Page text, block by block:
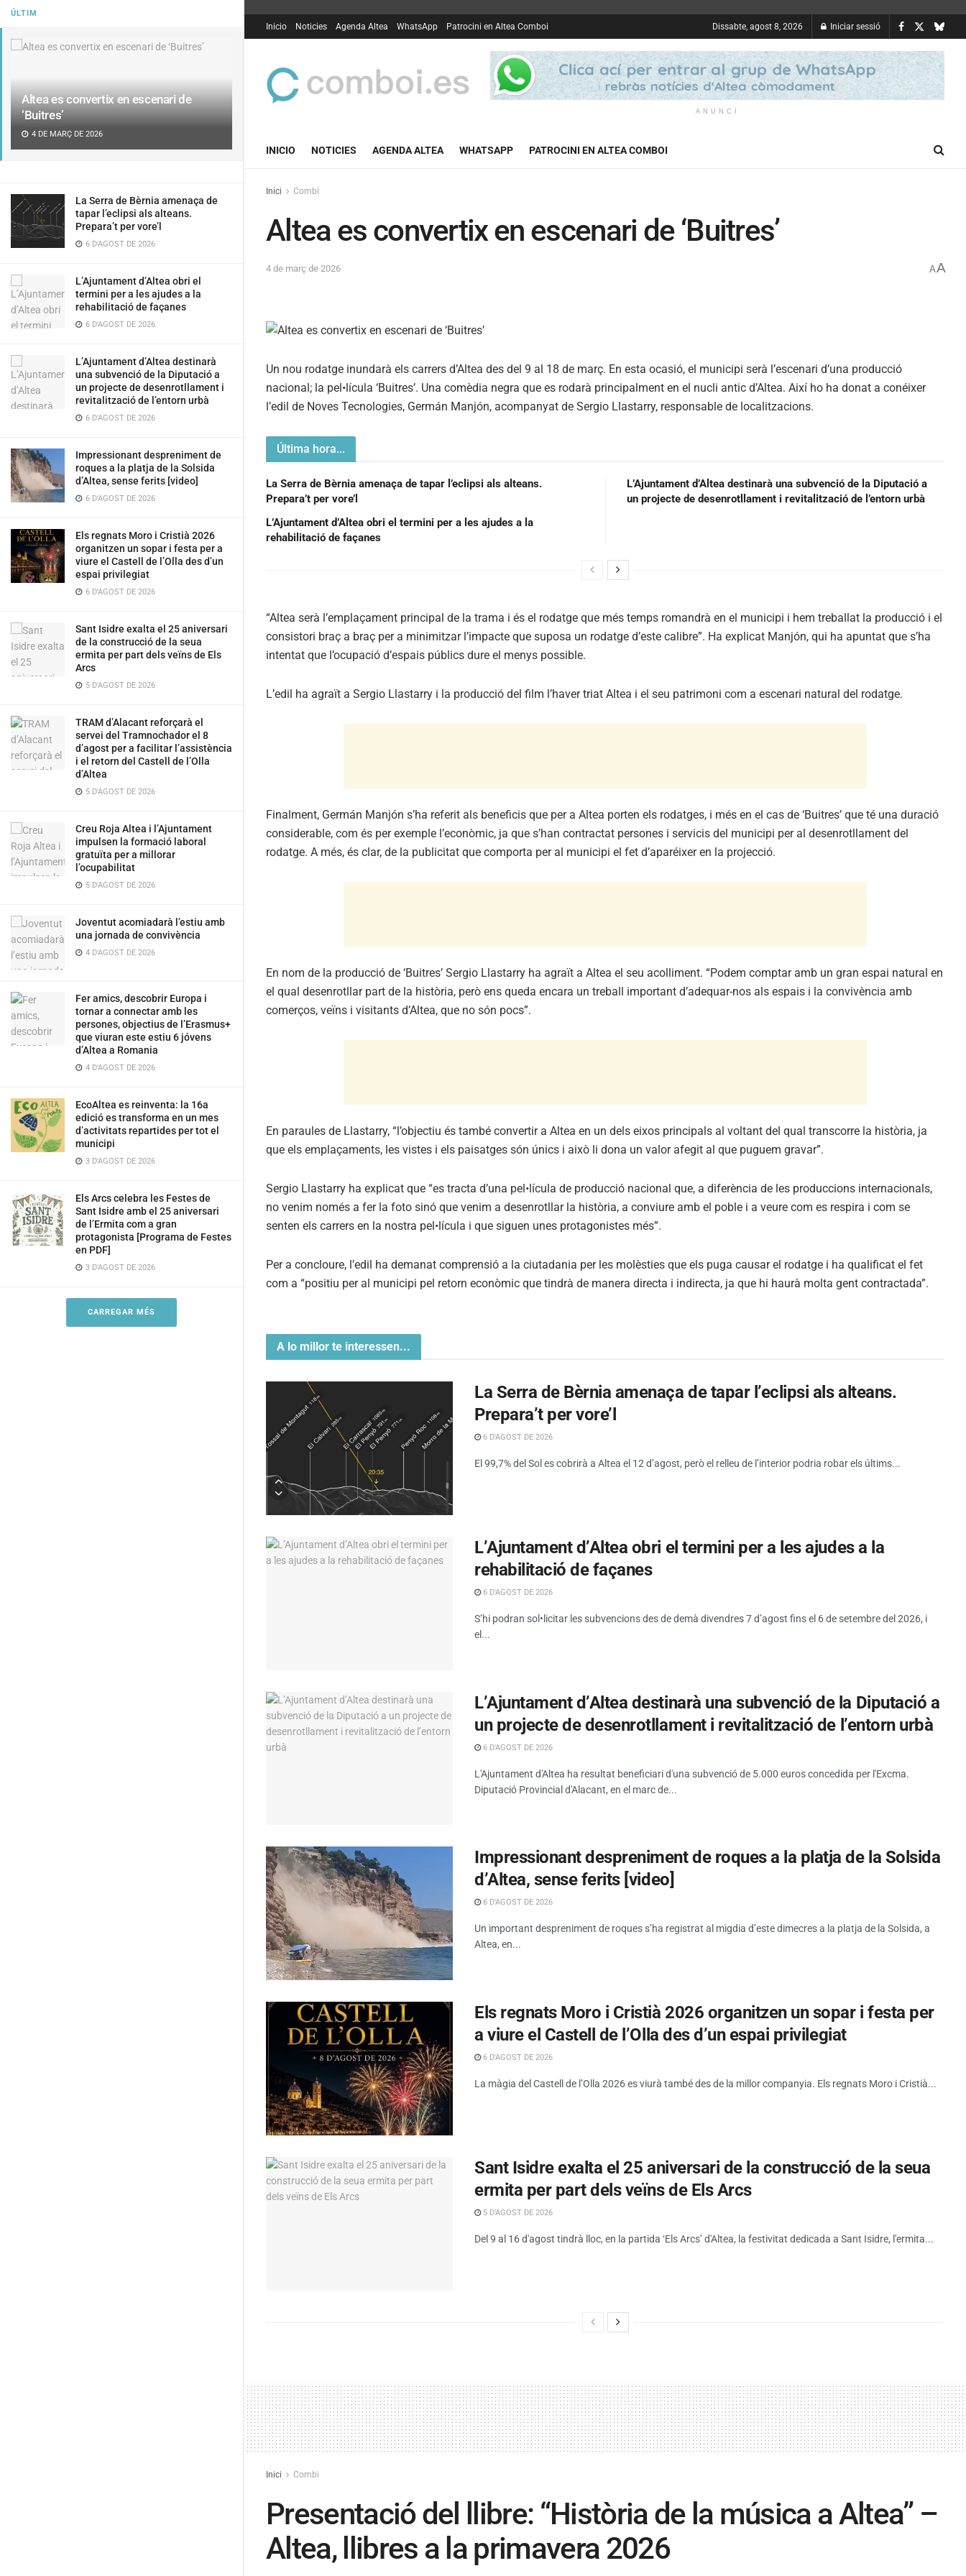
ÚLTIM
Altea es convertix en escenari de
‘Buitres’
4 DE MARÇ DE 2026
La Serra de Bèrnia amenaça de
tapar l’eclipsi als alteans.
Prepara’t per vore’l
6 D'AGOST DE 2026
L’Ajuntament d’Altea obri el
termini per a les ajudes a la
rehabilitació de façanes
6 D'AGOST DE 2026
L’Ajuntament d’Altea destinarà
una subvenció de la Diputació a
un projecte de desenrotllament i
revitalització de l’entorn urbà
6 D'AGOST DE 2026
Impressionant despreniment de
roques a la platja de la Solsida
d’Altea, sense ferits [video]
6 D'AGOST DE 2026
Els regnats Moro i Cristià 2026
organitzen un sopar i festa per a
viure el Castell de l’Olla des d’un
espai privilegiat
6 D'AGOST DE 2026
Sant Isidre exalta el 25 aniversari
de la construcció de la seua
ermita per part dels veïns de Els
Arcs
5 D'AGOST DE 2026
TRAM d’Alacant reforçarà el
servei del Tramnochador el 8
d’agost per a facilitar l’assistència
i el retorn del Castell de l’Olla
d’Altea
5 D'AGOST DE 2026
Creu Roja Altea i l’Ajuntament
impulsen la formació laboral
gratuïta per a millorar
l’ocupabilitat
5 D'AGOST DE 2026
Joventut acomiadarà l’estiu amb
una jornada de convivència
4 D'AGOST DE 2026
Fer amics, descobrir Europa i
tornar a connectar amb les
persones, objectius de l’Erasmus+
que viuran este estiu 6 jóvens
d’Altea a Romania
4 D'AGOST DE 2026
EcoAltea es reinventa: la 16a
edició es transforma en un mes
d’activitats repartides per tot el
municipi
3 D'AGOST DE 2026
Els Arcs celebra les Festes de
Sant Isidre amb el 25 aniversari
de l’Ermita com a gran
protagonista [Programa de Festes
en PDF]
3 D'AGOST DE 2026
CARREGAR MÉS
Inicio Noticies Agenda Altea WhatsApp Patrocini en Altea Comboi Dissabte, agost 8, 2026 Iniciar sessió
ANUNCI
INICIO NOTICIES AGENDA ALTEA WHATSAPP PATROCINI EN ALTEA COMBOI
Inici Combi
Altea es convertix en escenari de ‘Buitres’
4 de març de 2026 AA
Un nou rodatge inundarà els carrers d’Altea des del 9 al 18 de març. En esta ocasió, el municipi serà l’escenari d’una producció
nacional; la pel•lícula ‘Buitres’. Una comèdia negra que es rodarà principalment en el nucli antic d’Altea. Així ho ha donat a conéixer
l’edil de Noves Tecnologies, Germán Manjón, acompanyat de Sergio Llastarry, responsable de localitzacions.
Última hora...
La Serra de Bèrnia amenaça de tapar l’eclipsi als alteans.
Prepara’t per vore’l
L’Ajuntament d’Altea obri el termini per a les ajudes a la
rehabilitació de façanes
L’Ajuntament d’Altea destinarà una subvenció de la Diputació a
un projecte de desenrotllament i revitalització de l’entorn urbà
“Altea serà l’emplaçament principal de la trama i és el rodatge que més temps romandrà en el municipi i hem treballat la producció i el
consistori braç a braç per a minimitzar l’impacte que suposa un rodatge d’este calibre”. Ha explicat Manjón, qui ha apuntat que s’ha
intentat que l’ocupació d’espais públics dure el menys possible.
L’edil ha agraït a Sergio Llastarry i la producció del film l’haver triat Altea i el seu patrimoni com a escenari natural del rodatge.
Finalment, Germán Manjón s’ha referit als beneficis que per a Altea porten els rodatges, i més en el cas de ‘Buitres’ que té una duració
considerable, com és per exemple l’econòmic, ja que s’han contractat persones i servicis del municipi per al desenrotllament del
rodatge. A més, és clar, de la publicitat que comporta per al municipi el fet d’aparéixer en la projecció.
En nom de la producció de ‘Buitres’ Sergio Llastarry ha agraït a Altea el seu acolliment. “Podem comptar amb un gran espai natural en
el qual desenrotllar part de la història, però ens queda encara un treball important d’adequar-nos als espais i la convivència amb
comerços, veïns i visitants d’Altea, que no són pocs”.
En paraules de Llastarry, “l’objectiu és també convertir a Altea en un dels eixos principals al voltant del qual transcorre la història, ja
que els emplaçaments, les vistes i els paisatges són únics i això li dona un valor afegit al que puguem gravar”.
Sergio Llastarry ha explicat que “es tracta d’una pel•lícula de producció nacional que, a diferència de les produccions internacionals,
no venim només a fer la foto sinó que venim a desenrotllar la història, a conviure amb el poble i a veure com es respira i com se
senten els carrers en la nostra pel•lícula i que siguen unes protagonistes més”.
Per a concloure, l’edil ha demanat comprensió a la ciutadania per les molèsties que els puga causar el rodatge i ha qualificat el fet
com a “positiu per al municipi pel retorn econòmic que tindrà de manera directa i indirecta, ja que hi haurà molta gent contractada”.
A lo millor te interessen...
La Serra de Bèrnia amenaça de tapar l’eclipsi als alteans.
Prepara’t per vore’l
6 D'AGOST DE 2026
El 99,7% del Sol es cobrirà a Altea el 12 d’agost, però el relleu de l’interior podria robar els últims...
L’Ajuntament d’Altea obri el termini per a les ajudes a la
rehabilitació de façanes
6 D'AGOST DE 2026
S’hi podran sol•licitar les subvencions des de demà divendres 7 d’agost fins el 6 de setembre del 2026, i
el...
L’Ajuntament d’Altea destinarà una subvenció de la Diputació a
un projecte de desenrotllament i revitalització de l’entorn urbà
6 D'AGOST DE 2026
L'Ajuntament d'Altea ha resultat beneficiari d'una subvenció de 5.000 euros concedida per l'Excma.
Diputació Provincial d'Alacant, en el marc de...
Impressionant despreniment de roques a la platja de la Solsida
d’Altea, sense ferits [video]
6 D'AGOST DE 2026
Un important despreniment de roques s’ha registrat al migdia d’este dimecres a la platja de la Solsida, a
Altea, en...
Els regnats Moro i Cristià 2026 organitzen un sopar i festa per
a viure el Castell de l’Olla des d’un espai privilegiat
6 D'AGOST DE 2026
La màgia del Castell de l’Olla 2026 es viurà també des de la millor companyia. Els regnats Moro i Cristià...
Sant Isidre exalta el 25 aniversari de la construcció de la seua
ermita per part dels veïns de Els Arcs
5 D'AGOST DE 2026
Del 9 al 16 d'agost tindrà lloc, en la partida ‘Els Arcs’ d'Altea, la festivitat dedicada a Sant Isidre, l'ermita...
Inici Combi
Presentació del llibre: “Història de la música a Altea” –
Altea, llibres a la primavera 2026